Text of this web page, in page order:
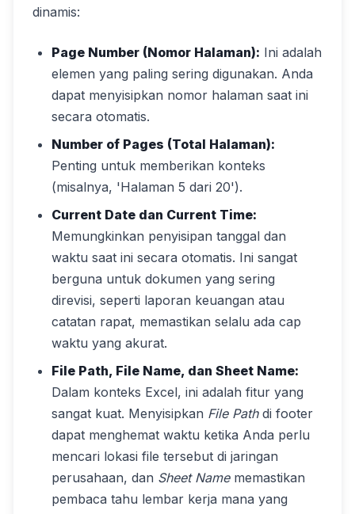
dinamis:
Page Number (Nomor Halaman): Ini adalah
elemen yang paling sering digunakan. Anda
dapat menyisipkan nomor halaman saat ini
secara otomatis.
Number of Pages (Total Halaman):
Penting untuk memberikan konteks
(misalnya, 'Halaman 5 dari 20').
Current Date dan Current Time:
Memungkinkan penyisipan tanggal dan
waktu saat ini secara otomatis. Ini sangat
berguna untuk dokumen yang sering
direvisi, seperti laporan keuangan atau
catatan rapat, memastikan selalu ada cap
waktu yang akurat.
File Path, File Name, dan Sheet Name:
Dalam konteks Excel, ini adalah fitur yang
sangat kuat. Menyisipkan File Pathdi footer
dapat menghemat waktu ketika Anda perlu
mencari lokasi file tersebut di jaringan
perusahaan, dan Sheet Namememastikan
pembaca tahu lembar kerja mana yang